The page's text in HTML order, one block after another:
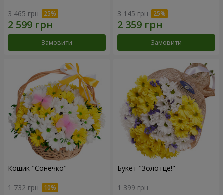
3 465 грн
Замовити
3 145 грн
Замовити
Кошик "Сонечко"
1 732 грн
Букет "Золотце!"
1 399 грн